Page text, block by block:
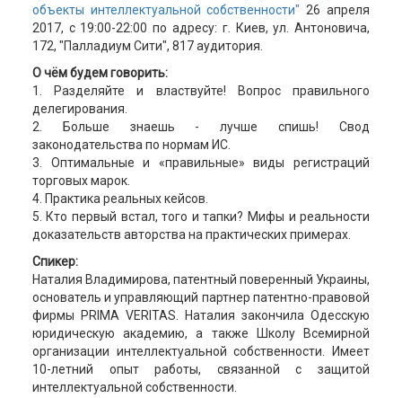
объекты интеллектуальной собственности" 26 апреля
2017, с 19:00-22:00 по адресу: г. Киев, ул. Антоновича,
172, "Палладиум Сити", 817 аудитория.
О чём будем говорить:
1. Разделяйте и властвуйте! Вопрос правильного
делегирования.
2. Больше знаешь - лучше спишь! Свод
законодательства по нормам ИС.
3. Оптимальные и «правильные» виды регистраций
торговых марок.
4. Практика реальных кейсов.
5. Кто первый встал, того и тапки? Мифы и реальности
доказательств авторства на практических примерах.
Спикер:
Наталия Владимирова, патентный поверенный Украины,
основатель и управляющий партнер патентно-правовой
фирмы PRIMA VERITAS. Наталия закончила Одесскую
юридическую академию, а также Школу Всемирной
организации интеллектуальной собственности. Имеет
10-летний опыт работы, связанной с защитой
интеллектуальной собственности.